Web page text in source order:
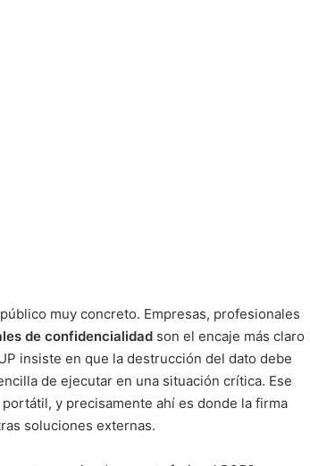
muy concreto. Empresas, profesionales
de confidencialidad son el encaje más claro
insiste en que la destrucción del dato debe
de ejecutar en una situación crítica. Ese
y precisamente ahí es donde la firma
soluciones externas.